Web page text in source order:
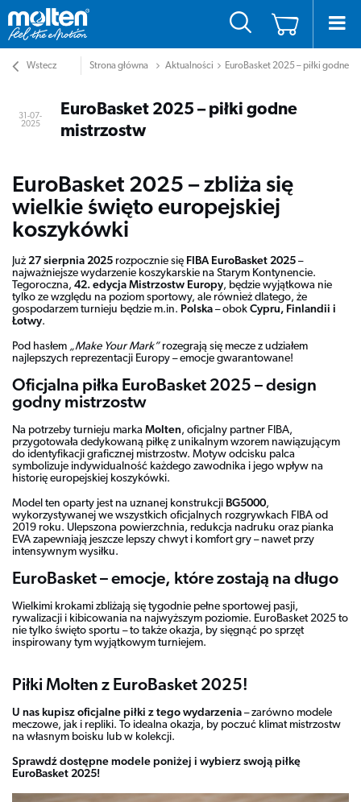
Wstecz Strona główna Aktualności EuroBasket 2025 – piłki godne
31-07-
2025
EuroBasket 2025 – piłki godne
mistrzostw
EuroBasket 2025 – zbliża się
wielkie święto europejskiej
koszykówki
Już 27 sierpnia 2025 rozpocznie się FIBA EuroBasket 2025 –
najważniejsze wydarzenie koszykarskie na Starym Kontynencie.
Tegoroczna, 42. edycja Mistrzostw Europy, będzie wyjątkowa nie
tylko ze względu na poziom sportowy, ale również dlatego, że
gospodarzem turnieju będzie m.in. Polska – obok Cypru, Finlandii i
Łotwy.
Pod hasłem „Make Your Mark”rozegrają się mecze z udziałem
najlepszych reprezentacji Europy – emocje gwarantowane!
Oficjalna piłka EuroBasket 2025 – design
godny mistrzostw
Na potrzeby turnieju marka Molten, oficjalny partner FIBA,
przygotowała dedykowaną piłkę z unikalnym wzorem nawiązującym
do identyfikacji graficznej mistrzostw. Motyw odcisku palca
symbolizuje indywidualność każdego zawodnika i jego wpływ na
historię europejskiej koszykówki.
Model ten oparty jest na uznanej konstrukcji BG5000,
wykorzystywanej we wszystkich oficjalnych rozgrywkach FIBA od
2019 roku. Ulepszona powierzchnia, redukcja nadruku oraz pianka
EVA zapewniają jeszcze lepszy chwyt i komfort gry – nawet przy
intensywnym wysiłku.
EuroBasket – emocje, które zostają na długo
Wielkimi krokami zbliżają się tygodnie pełne sportowej pasji,
rywalizacji i kibicowania na najwyższym poziomie. EuroBasket 2025 to
nie tylko święto sportu – to także okazja, by sięgnąć po sprzęt
inspirowany tym wyjątkowym turniejem.
Piłki Molten z EuroBasket 2025!
U nas kupisz oficjalne piłki z tego wydarzenia – zarówno modele
meczowe, jak i repliki. To idealna okazja, by poczuć klimat mistrzostw
na własnym boisku lub w kolekcji.
Sprawdź dostępne modele poniżej i wybierz swoją piłkę
EuroBasket 2025!